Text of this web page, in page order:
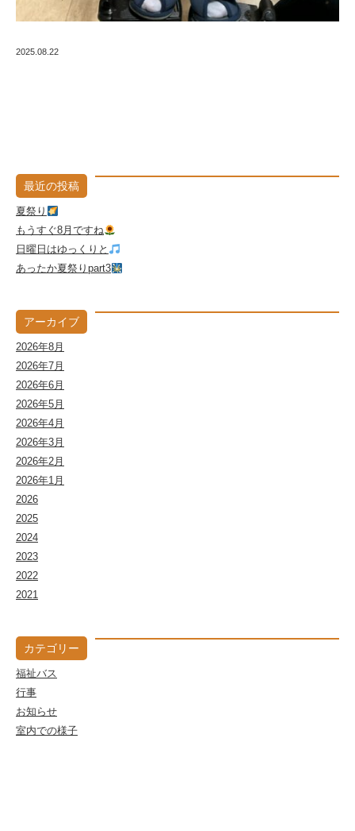
2025.08.22
最近の投稿
夏祭り
もうすぐ8月ですね
日曜日はゆっくりと
あったか夏祭りpart3
アーカイブ
2026年8月
2026年7月
2026年6月
2026年5月
2026年4月
2026年3月
2026年2月
2026年1月
2026
2025
2024
2023
2022
2021
カテゴリー
福祉バス
行事
お知らせ
室内での様子